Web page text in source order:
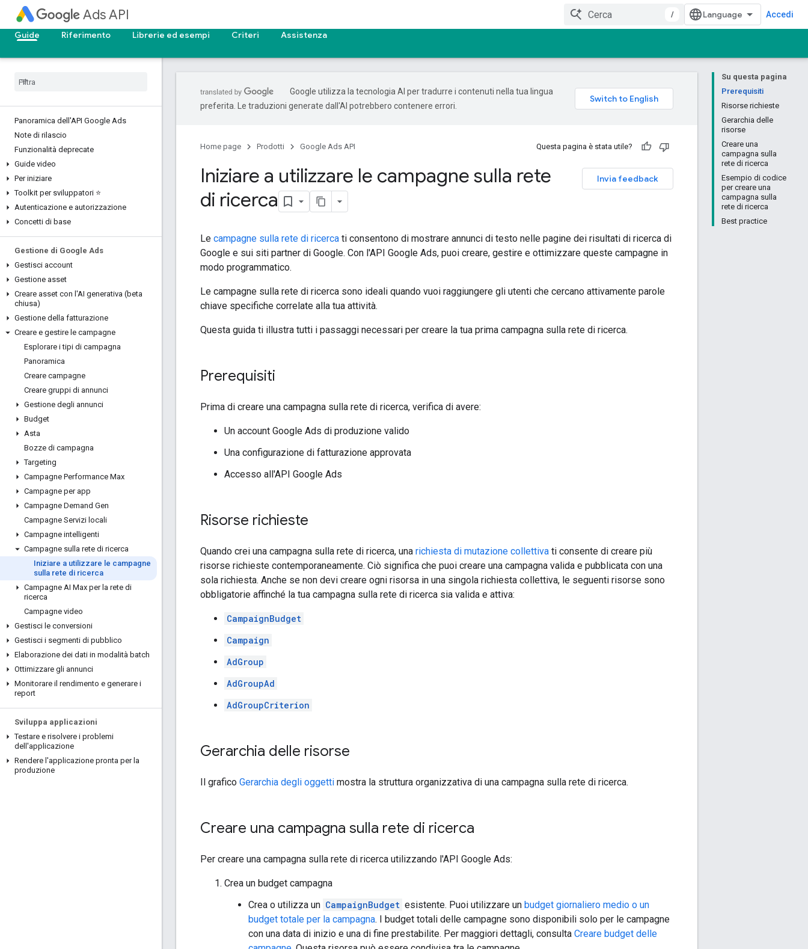
Ads API / Accedi
Guide Riferimento Librerie ed esempi Criteri Assistenza
Panoramica dell'API Google Ads
Note di rilascio
Funzionalità deprecate
Guide video
Per iniziare
Toolkit per sviluppatori ⭐
Autenticazione e autorizzazione
Concetti di base
Gestione di Google Ads
Gestisci account
Gestione asset
Creare asset con l'AI generativa (beta
chiusa)
Gestione della fatturazione
Creare e gestire le campagne
Esplorare i tipi di campagna
Panoramica
Creare campagne
Creare gruppi di annunci
Gestione degli annunci
Budget
Asta
Bozze di campagna
Targeting
Campagne Performance Max
Campagne per app
Campagne Demand Gen
Campagne Servizi locali
Campagne intelligenti
Campagne sulla rete di ricerca
Iniziare a utilizzare le campagne
sulla rete di ricerca
Campagne AI Max per la rete di
ricerca
Campagne video
Gestisci le conversioni
Gestisci i segmenti di pubblico
Elaborazione dei dati in modalità batch
Ottimizzare gli annunci
Monitorare il rendimento e generare i
report
Sviluppa applicazioni
Testare e risolvere i problemi
dell'applicazione
Rendere l'applicazione pronta per la
produzione
Su questa pagina
Prerequisiti
Risorse richieste
Gerarchia delle
risorse
Creare una
campagna sulla
rete di ricerca
Esempio di codice
per creare una
campagna sulla
rete di ricerca
Best practice
Google utilizza la tecnologia AI per tradurre i contenuti nella tua lingua
preferita. Le traduzioni generate dall'AI potrebbero contenere errori.
Home page Prodotti Google Ads API Questa pagina è stata utile?
Invia feedback
Iniziare a utilizzare le campagne sulla rete
di ricerca
Le campagne sulla rete di ricerca ti consentono di mostrare annunci di testo nelle pagine dei risultati di ricerca di
Google e sui siti partner di Google. Con l'API Google Ads, puoi creare, gestire e ottimizzare queste campagne in
modo programmatico.
Le campagne sulla rete di ricerca sono ideali quando vuoi raggiungere gli utenti che cercano attivamente parole
chiave specifiche correlate alla tua attività.
Questa guida ti illustra tutti i passaggi necessari per creare la tua prima campagna sulla rete di ricerca.
Prerequisiti
Prima di creare una campagna sulla rete di ricerca, verifica di avere:
Un account Google Ads di produzione valido
Una configurazione di fatturazione approvata
Accesso all'API Google Ads
Risorse richieste
Quando crei una campagna sulla rete di ricerca, una richiesta di mutazione collettiva ti consente di creare più
risorse richieste contemporaneamente. Ciò significa che puoi creare una campagna valida e pubblicata con una
sola richiesta. Anche se non devi creare ogni risorsa in una singola richiesta collettiva, le seguenti risorse sono
obbligatorie affinché la tua campagna sulla rete di ricerca sia valida e attiva:
CampaignBudget
Campaign
AdGroup
AdGroupAd
AdGroupCriterion
Gerarchia delle risorse
Il grafico Gerarchia degli oggetti mostra la struttura organizzativa di una campagna sulla rete di ricerca.
Creare una campagna sulla rete di ricerca
Per creare una campagna sulla rete di ricerca utilizzando l'API Google Ads:
Crea un budget campagna
Crea o utilizza un CampaignBudget esistente. Puoi utilizzare un budget giornaliero medio o un
budget totale per la campagna. I budget totali delle campagne sono disponibili solo per le campagne
con una data di inizio e una di fine prestabilite. Per maggiori dettagli, consulta Creare budget delle